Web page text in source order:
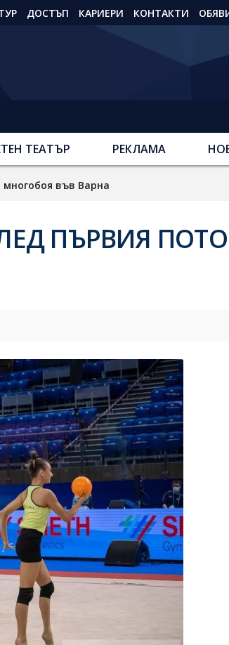
ДОСТЪП КАРИЕРИ КОНТАКТИ
ТЕАТЪР РЕКЛАМА
във Варна
ПЪРВИЯ